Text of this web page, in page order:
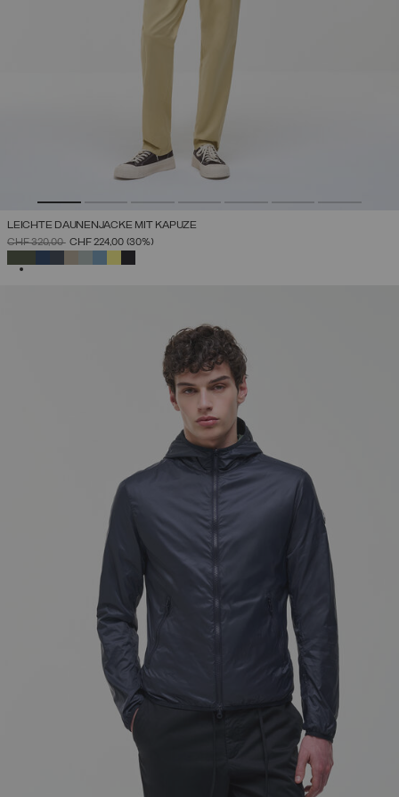
LEICHTE DAUNENJACKE MIT KAPUZE
PREIS REDUZIERT VON
CHF 320,00AUF
CHF 224,00 (30%)